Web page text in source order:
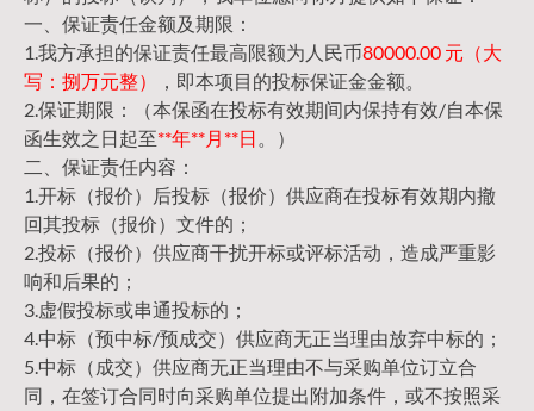
一、保证责任金额及期限：
1.我方承担的保证责任最高限额为人民币80000.00 元（大
写：捌万元整）
，即本项目的投标保证金金额。
2.保证期限：（本保函在投标有效期间内保持有效/自本保
函生效之日起至**年**月**日 。）
二、保证责任内容：
1.开标（报价）后投标（报价）供应商在投标有效期内撤
回其投标（报价）文件的；
2.投标（报价）供应商干扰开标或评标活动，造成严重影
响和后果的；
3.虚假投标或串通投标的；
4.中标（预中标/预成交）供应商无正当理由放弃中标的；
5.中标（成交）供应商无正当理由不与采购单位订立合
同，在签订合同时向采购单位提出附加条件，或不按照采